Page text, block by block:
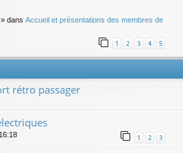
» dans Accueil et présentations des membres de
1 2 3 4 5
rétro passager
1 2 3